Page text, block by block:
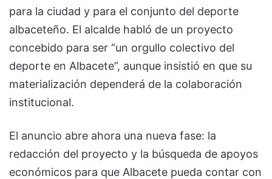
para la ciudad y para el conjunto del deporte
albaceteño. El alcalde habló de un proyecto
concebido para ser “un orgullo colectivo del
deporte en Albacete”, aunque insistió en que su
materialización dependerá de la colaboración
institucional.
El anuncio abre ahora una nueva fase: la
redacción del proyecto y la búsqueda de apoyos
económicos para que Albacete pueda contar con